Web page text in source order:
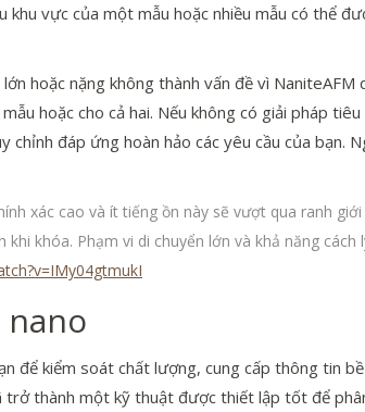
vực của một mẫu hoặc nhiều mẫu có thể
hoặc nặng không thành vấn đề vì
hoặc cho cả hai. Nếu không có giải pháp
đáp ứng hoàn hảo các yêu cầu của bạn.
xác cao và ít tiếng ồn này sẽ vượt qua ranh
khóa. Phạm vi di chuyển lớn và khả năng
để kiểm soát chất lượng, cung cấp thông tin
thành một kỹ thuật được thiết lập tốt để